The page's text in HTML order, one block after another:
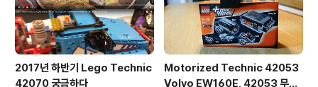
2017년 하반기 Lego Technic
42070 궁금하다
Motorized Technic 42053
Volvo EW160E, 42053 무선